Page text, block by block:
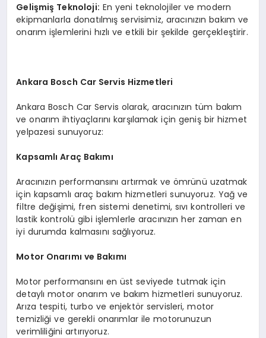
Gelişmiş Teknoloji: En yeni teknolojiler ve modern
ekipmanlarla donatılmış servisimiz, aracınızın bakım ve
onarım işlemlerini hızlı ve etkili bir şekilde gerçekleştirir.
Ankara Bosch Car Servis Hizmetleri
Ankara Bosch Car Servis olarak, aracınızın tüm bakım
ve onarım ihtiyaçlarını karşılamak için geniş bir hizmet
yelpazesi sunuyoruz:
Kapsamlı Araç Bakımı
Aracınızın performansını artırmak ve ömrünü uzatmak
için kapsamlı araç bakım hizmetleri sunuyoruz. Yağ ve
filtre değişimi, fren sistemi denetimi, sıvı kontrolleri ve
lastik kontrolü gibi işlemlerle aracınızın her zaman en
iyi durumda kalmasını sağlıyoruz.
Motor Onarımı ve Bakımı
Motor performansını en üst seviyede tutmak için
detaylı motor onarım ve bakım hizmetleri sunuyoruz.
Arıza tespiti, turbo ve enjektör servisleri, motor
temizliği ve gerekli onarımlar ile motorunuzun
verimliliğini artırıyoruz.